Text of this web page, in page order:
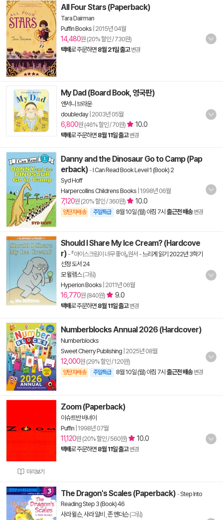
All Four Stars (Paperback)
Tara Dairman
Puffin Books 2015년 04월
14,480원 (20% 할인 / 730원)
택배로 주문하면 8월 21일 출고 변경
My Dad (Board Book, 영국판)
앤서니 브라운
doubleday| 2003년 05월
6,800원 (46% 할인 / 70원) 10.0
택배로 주문하면 8월 11일 출고 변경
Danny and the Dinosaur Go to Camp (Pap
erback) -I Can Read Book Level 1 (Book) 2
Syd Hoff
Harpercollins Childrens Books 1998년 06월
7,120원 (20% 할인 / 360원) 10.0
양탄자배송 주말특급 8월 10일 (월) 아침 7시 출근전 배송 변경
Should I Share My Ice Cream? (Hardcove
r) - 『아이스크림이 너무 좋아』원서 -느리게 읽기 2022년 3학기
선정 도서 24
모 윌렘스(그림)
Hyperion Books 2011년 06월
16,770원 (840원) 9.0
택배로 주문하면 8월 11일 출고 변경
Numberblocks Annual 2026 (Hardcover)
Numberblocks
Sweet Cherry Publishing 2025년 08월
12,000원 (29% 할인 / 120원)
양탄자배송 주말특급 8월 10일 (월) 아침 7시 출근전 배송 변경
미리보기
Zoom (Paperback)
이슈트반 바녀이
Puffin 1998년 07월
11,120원 (20% 할인 / 560원) 10.0
택배로 주문하면 8월 11일 출고 변경
The Dragon's Scales (Paperback) -Step Into
Reading Step 3 (Book) 46
사라 윌슨, 사라 알비 존 멘더슨(그림)